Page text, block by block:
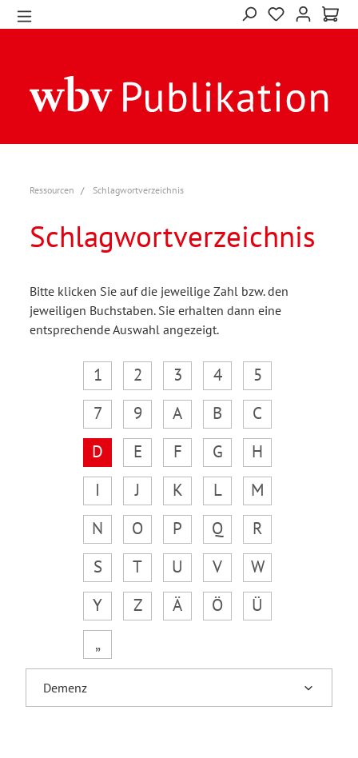
Ressourcen Schlagwortverzeichnis
Schlagwortverzeichnis
Bitte klicken Sie auf die jeweilige Zahl bzw. den
jeweiligen Buchstaben. Sie erhalten dann eine
entsprechende Auswahl angezeigt.
1 2 3 4
5
7
9 A B
C
D
E F G
H
I
J K L
M
N
O P Q
R
S
T U V
W
Y
Z Ä Ö
Ü
„